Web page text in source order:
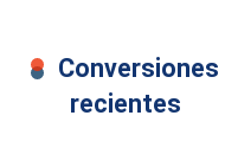
Conversiones
recientes